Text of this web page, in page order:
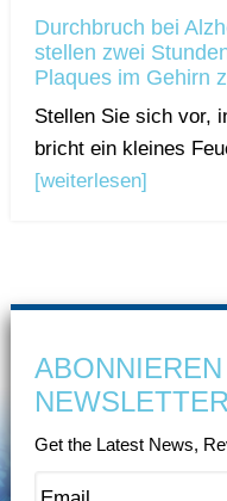
Durchbruch bei
stellen zwei
Plaques im Gehirn
Stellen Sie sich vor,
bricht ein kleines
[weiterlesen]
NEWSLETTER
Get the Latest News,